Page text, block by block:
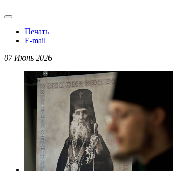
Печать
E-mail
07 Июнь 2026